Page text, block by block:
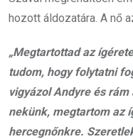
hozott áldozatára. A nő
„Megtartottad az
tudom, hogy folytatni
vigyázol Andyre és
nekünk, megtartom az
hercegnőnkre.